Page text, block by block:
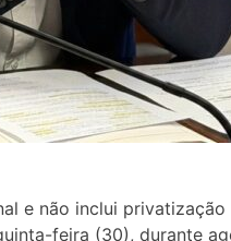
e não inclui
feira (30), durante